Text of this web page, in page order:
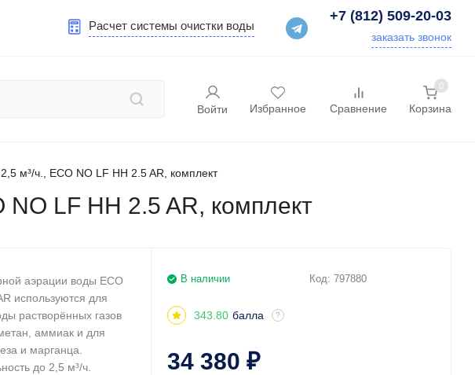
Расчет системы очистки воды
+7 (812) 509-20-03
заказать звонок
Войти Избранное Сравнение Корзина
0
м³/ч., ECO NO LF HH 2.5 AR, комплект
LF HH 2.5 AR, комплект
аэрации воды ECO
используются для
растворённых газов
аммиак и для
и марганца.
до 2,5 м³/ч.
В наличии Код: 797880
343.80 балла ?
34 380₽